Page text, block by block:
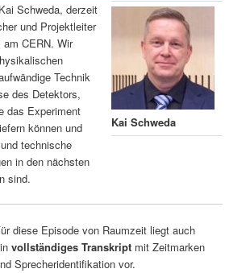
Kai Schweda
Schweda, derzeit
und Projektleiter
am CERN. Wir
Technik
des Detektors,
das Experiment
können und
technische
in den nächsten
sind.
diese Episode von Raumzeit liegt auch
vollständiges Transkriptmit Zeitmarken
Sprecheridentifikation vor.